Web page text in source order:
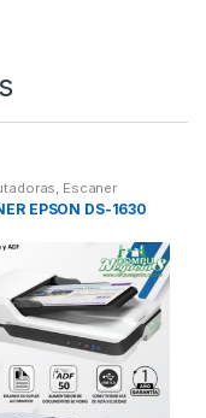
Escaner
EPSON DS-1630